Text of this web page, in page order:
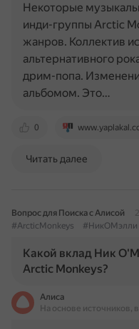
0
Некоторые
инди-группы Arctic
жанров. Коллектив
альтернативного
дрим-попа.
альбомом. Это…
Читать далее
Вопрос для Поиска с Алисой
#ArcticMonkeys
#НикОМэлли
Какой вклад Ник
Arctic Monkeys?
Алиса
На основе